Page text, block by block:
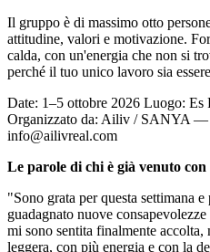
Il gruppo è di massimo otto
attitudine, valori e motivazione.
calda, con un'energia che non si
perché il tuo unico lavoro sia
Date: 1–5 ottobre 2026 Luogo: Es
Organizzato da: Ailiv / SANYA —
info@ailivreal.com
Le parole di chi è già venuto con
"Sono grata per questa settimana e
guadagnato nuove
mi sono sentita finalmente accolta,
leggera, con più energia e con la